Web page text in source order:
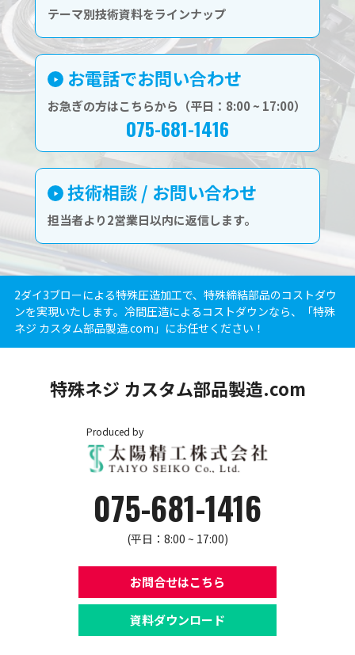
テーマ別技術資料をラインナップ
お電話でお問い合わせ
お急ぎの方はこちらから（平日：8:00 ~ 17:00）
075-681-1416
技術相談 / お問い合わせ
担当者より2営業日以内に返信します。
2ダイ3ブローによる特殊圧造加工で、特殊締結部品のコストダウ
ンを実現いたします。冷間圧造によるコストダウンなら、「特殊
ネジ カスタム部品製造.com」にお任せください！
特殊ネジ カスタム部品製造.com
Produced by
075-681-1416
(平日：8:00 ~ 17:00)
お問合せはこちら
資料ダウンロード